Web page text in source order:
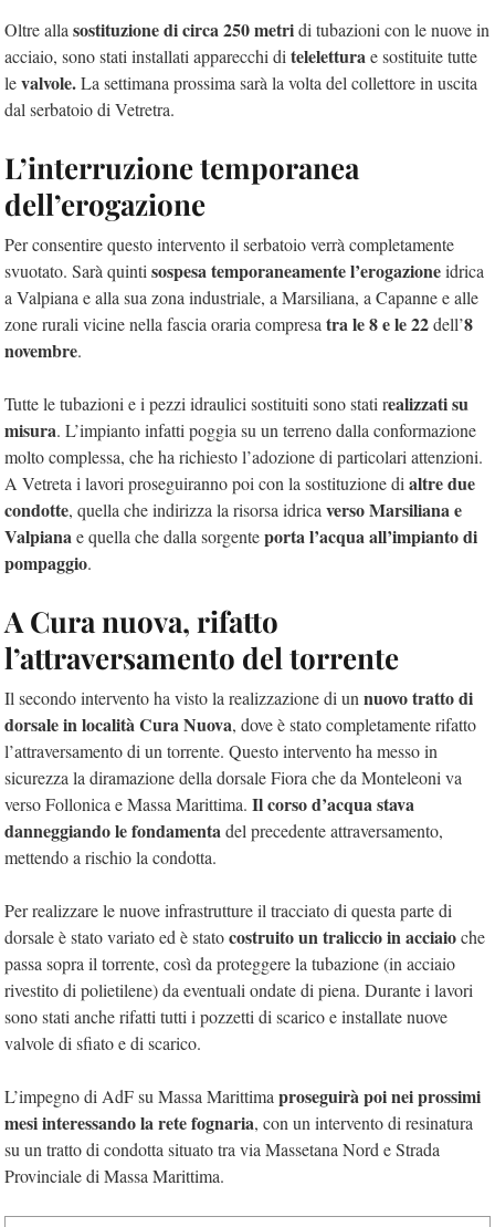
Oltre alla sostituzione di circa 250 metridi tubazioni con le nuove in
acciaio, sono stati installati apparecchi di teleletturae sostituite tutte
levalvole.La settimana prossima sarà la volta del collettore in uscita
dal serbatoio di Vetretra.
L’interruzione temporanea
dell’erogazione
Per consentire questo intervento il serbatoio verrà completamente
svuotato. Sarà quinti sospesa temporaneamente l’erogazioneidrica
a Valpiana e alla sua zona industriale, a Marsiliana, a Capanne e alle
zone rurali vicine nella fascia oraria compresa tra le 8 e le 22dell’8
novembre.
Tutte le tubazioni e i pezzi idraulici sostituiti sono stati realizzati su
misura. L’impianto infatti poggia su un terreno dalla conformazione
molto complessa, che ha richiesto l’adozione di particolari attenzioni.
A Vetreta i lavori proseguiranno poi con la sostituzione di altre due
condotte, quella che indirizza la risorsa idrica verso Marsiliana e
Valpianae quella che dalla sorgenteporta l’acqua all’impianto di
pompaggio.
A Cura nuova, rifatto
l’attraversamento del torrente
Il secondo intervento ha visto la realizzazione di un nuovo tratto di
dorsale in località Cura Nuova, dove è stato completamente rifatto
l’attraversamento di un torrente. Questo intervento ha messo in
sicurezza la diramazione della dorsale Fiora che da Monteleoni va
verso Follonica e Massa Marittima. Il corso d’acqua stava
danneggiando le fondamentadel precedente attraversamento,
mettendo a rischio la condotta.
Per realizzare le nuove infrastrutture il tracciato di questa parte di
dorsale è stato variato ed è statocostruito un traliccio in acciaioche
passa sopra il torrente, così da proteggere la tubazione (in acciaio
rivestito di polietilene) da eventuali ondate di piena. Durante i lavori
sono stati anche rifatti tutti i pozzetti di scarico e installate nuove
valvole di sfiato e di scarico.
L’impegno di AdF su Massa Marittima proseguirà poi nei prossimi
mesi interessando la rete fognaria, con un intervento di resinatura
su un tratto di condotta situato tra via Massetana Nord e Strada
Provinciale di Massa Marittima.